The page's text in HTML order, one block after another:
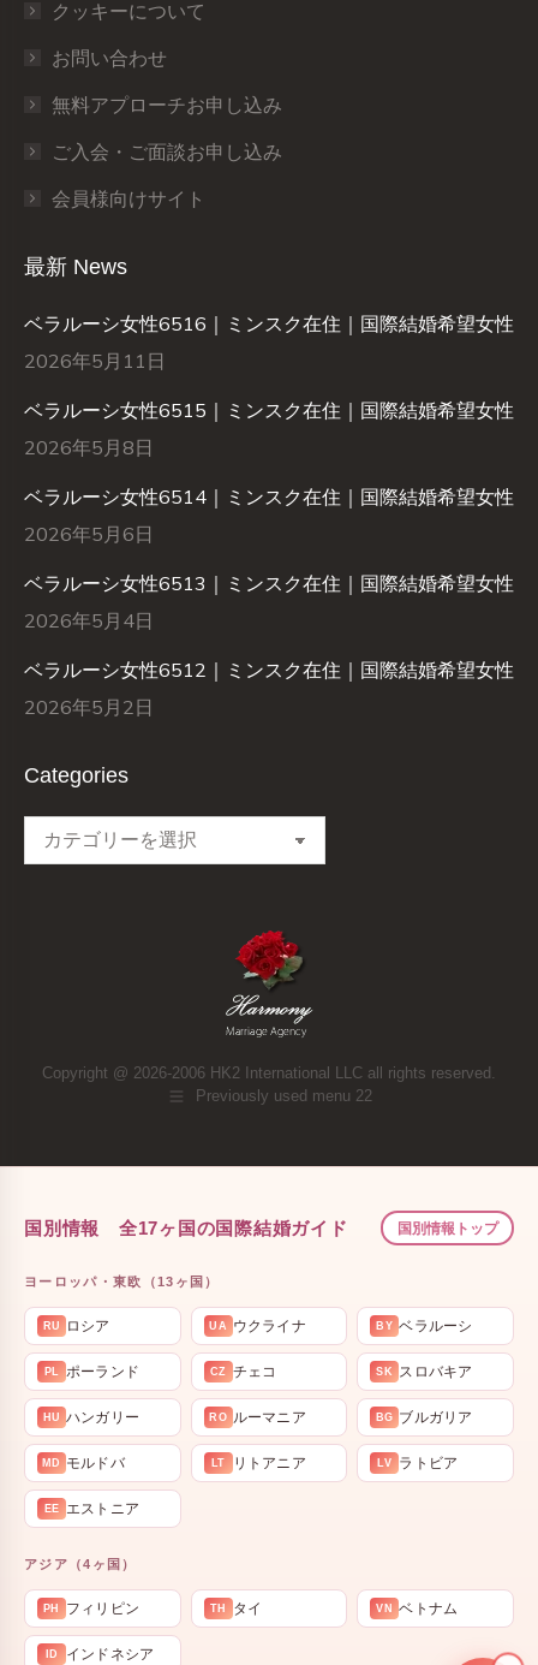
クッキーについて
お問い合わせ
無料アプローチお申し込み
ご入会・ご面談お申し込み
会員様向けサイト
最新 News
ベラルーシ女性6516｜ミンスク在住｜国際結婚希望女性
2026年5月11日
ベラルーシ女性6515｜ミンスク在住｜国際結婚希望女性
2026年5月8日
ベラルーシ女性6514｜ミンスク在住｜国際結婚希望女性
2026年5月6日
ベラルーシ女性6513｜ミンスク在住｜国際結婚希望女性
2026年5月4日
ベラルーシ女性6512｜ミンスク在住｜国際結婚希望女性
2026年5月2日
Categories
Categories
Copyright @ 2026-2006 HK2 International LLC all rights reserved.
Previously used menu 22
国別情報 全17ヶ国の国際結婚ガイド 国別情報トップ
ヨーロッパ・東欧（13ヶ国）
RU ロシア UA ウクライナ BY ベラルーシ
PL ポーランド CZ チェコ SK スロバキア
HU ハンガリー RO ルーマニア BG ブルガリア
MD モルドバ LT リトアニア LV ラトビア
EE エストニア
アジア（4ヶ国）
PH フィリピン TH タイ VN ベトナム
ID インドネシア